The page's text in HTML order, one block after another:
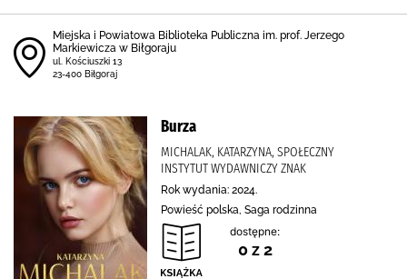
Miejska i Powiatowa Biblioteka Publiczna im. prof. Jerzego
Markiewicza w Biłgoraju
ul. Kościuszki 13
23-400 Biłgoraj
Burza
MICHALAK, KATARZYNA, SPOŁECZNY
INSTYTUT WYDAWNICZY ZNAK
Rok wydania: 2024.
Powieść polska, Saga rodzinna
dostępne:
0 z 2